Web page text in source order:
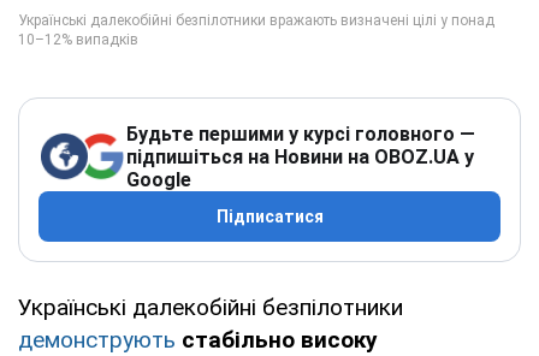
Будьте першими у курсі головного —
підпишіться на Новини на OBOZ.UA у
Google
Підписатися
Українські далекобійні безпілотники
демонструють стабільно високу